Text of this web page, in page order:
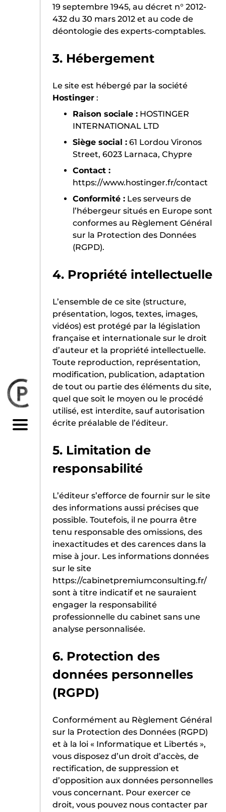
ACCUEIL
QUI SOMMES-NOUS
NOS MISSIONS
MISSIONS À DESTINATION DES
CABINETS
D’EXPERTISE-COMPTABLE :
NOTRE BLOG
NOUS CONTACTER
19 septembre 1945, au décret n° 2012-
432 du 30 mars 2012 et au code de
déontologie des experts-comptables.
3. Hébergement
Le site est hébergé par la société
Hostinger :
Raison sociale : HOSTINGER
INTERNATIONAL LTD
Siège social : 61 Lordou Vironos
Street, 6023 Larnaca, Chypre
Contact :
https://www.hostinger.fr/contact
Conformité : Les serveurs de
l’hébergeur situés en Europe sont
conformes au Règlement Général
sur la Protection des Données
(RGPD).
4. Propriété intellectuelle
L’ensemble de ce site (structure,
présentation, logos, textes, images,
vidéos) est protégé par la législation
française et internationale sur le droit
d’auteur et la propriété intellectuelle.
Toute reproduction, représentation,
modification, publication, adaptation
de tout ou partie des éléments du site,
quel que soit le moyen ou le procédé
utilisé, est interdite, sauf autorisation
écrite préalable de l’éditeur.
5. Limitation de
responsabilité
L’éditeur s’efforce de fournir sur le site
des informations aussi précises que
possible. Toutefois, il ne pourra être
tenu responsable des omissions, des
inexactitudes et des carences dans la
mise à jour. Les informations données
sur le site
https://cabinetpremiumconsulting.fr/
sont à titre indicatif et ne sauraient
engager la responsabilité
professionnelle du cabinet sans une
analyse personnalisée.
6. Protection des
données personnelles
(RGPD)
Conformément au Règlement Général
sur la Protection des Données (RGPD)
et à la loi « Informatique et Libertés »,
vous disposez d’un droit d’accès, de
rectification, de suppression et
d’opposition aux données personnelles
vous concernant. Pour exercer ce
droit, vous pouvez nous contacter par